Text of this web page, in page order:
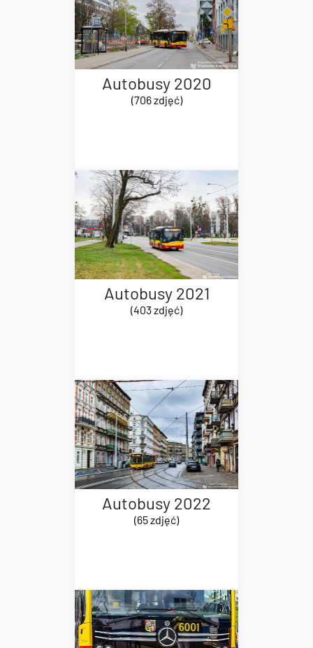
Autobusy 2020
(706 zdjęć)
Autobusy 2021
(403 zdjęć)
Autobusy 2022
(65 zdjęć)